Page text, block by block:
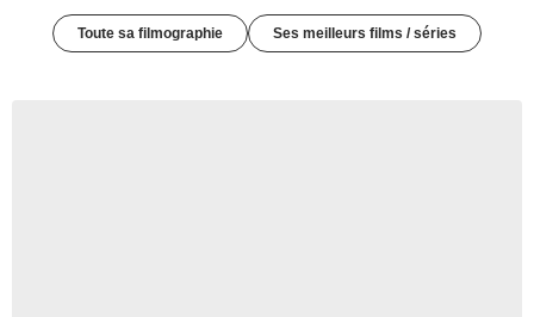
Toute sa filmographie Ses meilleurs films / séries